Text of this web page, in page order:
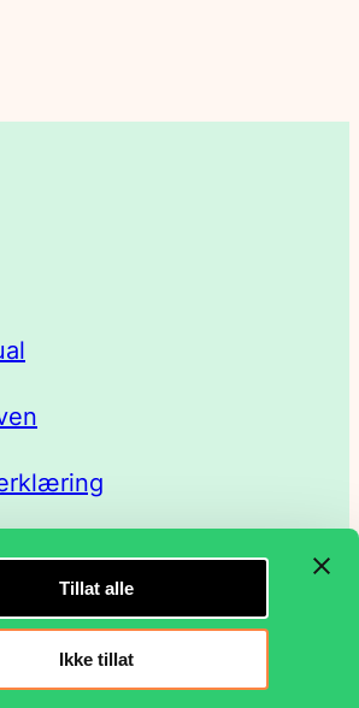
Tillat alle
Ikke tillat